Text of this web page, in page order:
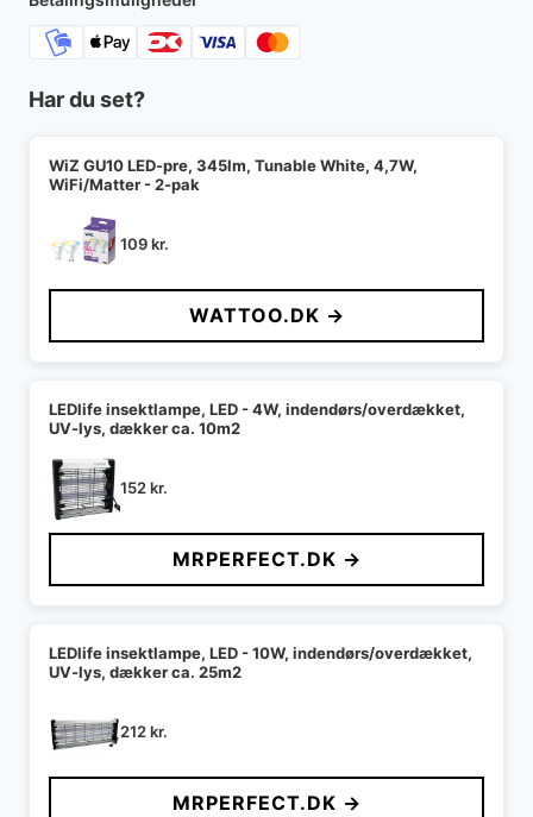
Har du set?
WiZ GU10 LED-pre, 345lm, Tunable White, 4,7W,
WiFi/Matter - 2-pak
109kr.
WATTOO.DK →
LEDlife insektlampe, LED - 4W, indendørs/overdækket,
UV-lys, dækker ca. 10m2
152kr.
MRPERFECT.DK →
LEDlife insektlampe, LED - 10W, indendørs/overdækket,
UV-lys, dækker ca. 25m2
212kr.
MRPERFECT.DK →